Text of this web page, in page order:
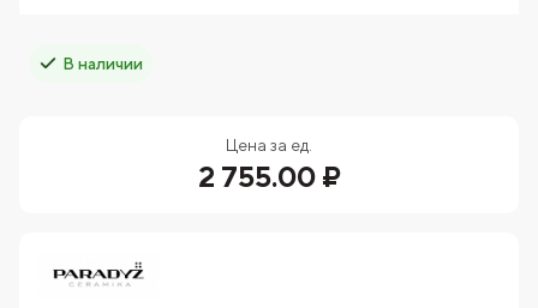
В наличии
Цена за ед.
2 755.00 ₽